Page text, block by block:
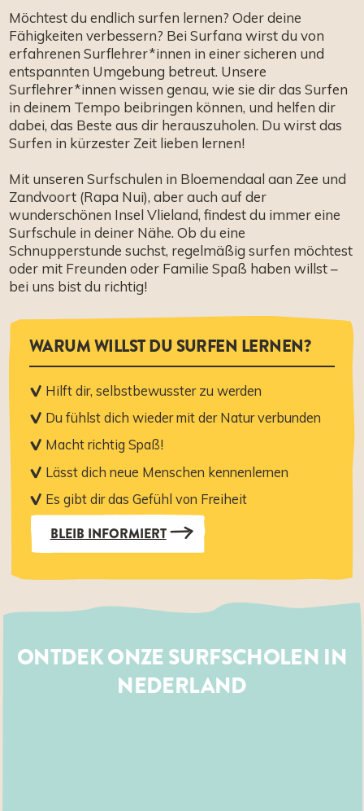
Möchtest du endlich surfen lernen? Oder deine
Fähigkeiten verbessern? Bei Surfana wirst du von
erfahrenen Surflehrer*innen in einer sicheren und
entspannten Umgebung betreut. Unsere
Surflehrer*innen wissen genau, wie sie dir das Surfen
in deinem Tempo beibringen können, und helfen dir
dabei, das Beste aus dir herauszuholen. Du wirst das
Surfen in kürzester Zeit lieben lernen!
Mit unseren Surfschulen in Bloemendaal aan Zee und
Zandvoort (Rapa Nui), aber auch auf der
wunderschönen Insel Vlieland, findest du immer eine
Surfschule in deiner Nähe. Ob du eine
Schnupperstunde suchst, regelmäßig surfen möchtest
oder mit Freunden oder Familie Spaß haben willst –
bei uns bist du richtig!
WARUM WILLST DU SURFEN LERNEN?
Hilft dir, selbstbewusster zu werden
Du fühlst dich wieder mit der Natur verbunden
Macht richtig Spaß!
Lässt dich neue Menschen kennenlernen
Es gibt dir das Gefühl von Freiheit
BLEIB INFORMIERT
ONTDEK ONZE SURFSCHOLEN IN
NEDERLAND